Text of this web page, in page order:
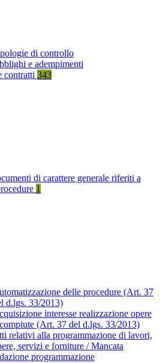
di controllo
e adempimenti
contratti 343
di carattere generale riferiti a
1
delle procedure (Art. 37
d.lgs. 33/2013)
interesse realizzazione opere
(Art. 37 del d.lgs. 33/2013)
relativi alla programmazione di lavori,
servizi e forniture / Mancata
programmazione